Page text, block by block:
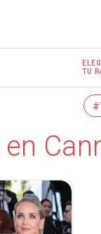
TU